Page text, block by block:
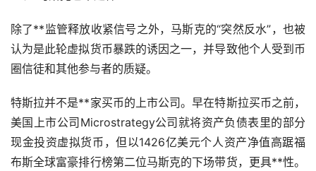
除了**监管释放收紧信号之外，马斯克的“突然反水”，也被
认为是此轮虚拟货币暴跌的诱因之一，并导致他个人受到币
圈信徒和其他参与者的质疑。
特斯拉并不是**家买币的上市公司。早在特斯拉买币之前，
美国上市公司Microstrategy公司就将资产负债表里的部分
现金投资虚拟货币，但以1426亿美元个人资产净值高踞福
布斯全球富豪排行榜第二位马斯克的下场带货，更具**性。